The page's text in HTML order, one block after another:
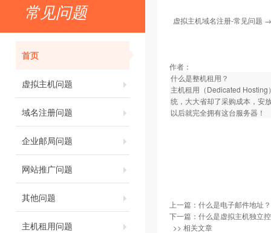
常见问题
首页
虚拟主机问题
域名注册问题
企业邮局问题
网站推广问题
其他问题
主机租用问题
虚拟主机域名注册-常见问题
作者：
什么是整机租用？
主机租用（Dedicated Hosting
统，大大省却了采购成本，安
以后就完全拥有这台服务器！
上一篇： 什么是电子邮件地址？
下一篇： 什么是虚拟主机独立
>> 相关文章